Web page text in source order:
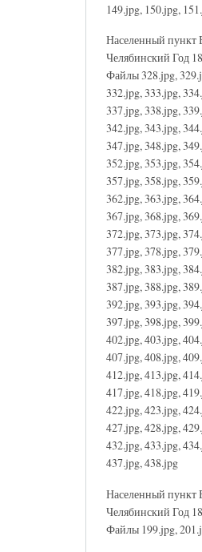
149.jpg, 150.jpg,
Населенный пункт
Челябинский Год
Файлы 328.jpg,
332.jpg, 333.jpg,
337.jpg, 338.jpg,
342.jpg, 343.jpg,
347.jpg, 348.jpg,
352.jpg, 353.jpg,
357.jpg, 358.jpg,
362.jpg, 363.jpg,
367.jpg, 368.jpg,
372.jpg, 373.jpg,
377.jpg, 378.jpg,
382.jpg, 383.jpg,
387.jpg, 388.jpg,
392.jpg, 393.jpg,
397.jpg, 398.jpg,
402.jpg, 403.jpg,
407.jpg, 408.jpg,
412.jpg, 413.jpg,
417.jpg, 418.jpg,
422.jpg, 423.jpg,
427.jpg, 428.jpg,
432.jpg, 433.jpg,
437.jpg, 438.jpg
Населенный пункт
Челябинский Год
Файлы 199.jpg,